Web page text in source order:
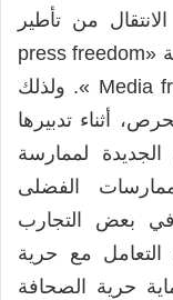
من تأطير
النقاش العمومي بمفهوم حرية الصحافة «press freedom
» إلى مفهوم حرية الإعلام « Media freedom ». ولذلك
أثناء تدبيرها
لممارسة
الفضلى
في بعض التجارب
التعامل مع حرية
حرية الصحافة